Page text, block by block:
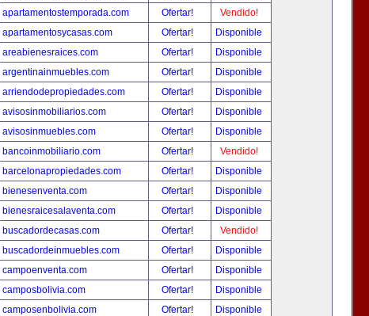
apartamentostemporada.com
Ofertar!
Vendido!
apartamentosycasas.com
Ofertar!
Disponible
areabienesraices.com
Ofertar!
Disponible
argentinainmuebles.com
Ofertar!
Disponible
arriendodepropiedades.com
Ofertar!
Disponible
avisosinmobiliarios.com
Ofertar!
Disponible
avisosinmuebles.com
Ofertar!
Disponible
bancoinmobiliario.com
Ofertar!
Vendido!
barcelonapropiedades.com
Ofertar!
Disponible
bienesenventa.com
Ofertar!
Disponible
bienesraicesalaventa.com
Ofertar!
Disponible
buscadordecasas.com
Ofertar!
Vendido!
buscadordeinmuebles.com
Ofertar!
Disponible
campoenventa.com
Ofertar!
Disponible
camposbolivia.com
Ofertar!
Disponible
camposenbolivia.com
Ofertar!
Disponible